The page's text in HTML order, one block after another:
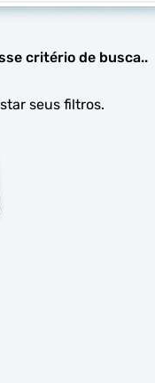
critério de busca..
seus filtros.